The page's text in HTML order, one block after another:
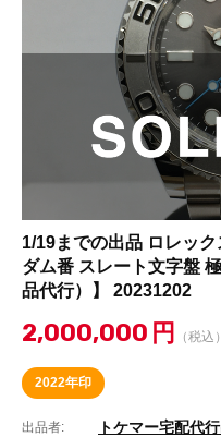
1/19までの出品 ロレッ
ダム番 スレート文字盤
品代行）】 20231202
2,000,000 円 （税込）
2022年印
出品者: トケマー宅配代